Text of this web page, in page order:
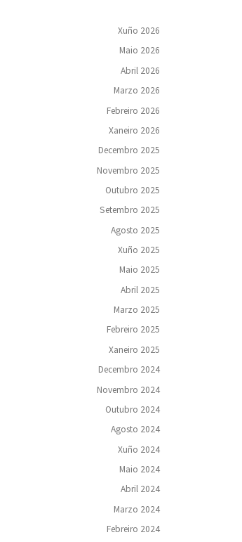
Xuño 2026
Maio 2026
Abril 2026
Marzo 2026
Febreiro 2026
Xaneiro 2026
Decembro 2025
Novembro 2025
Outubro 2025
Setembro 2025
Agosto 2025
Xuño 2025
Maio 2025
Abril 2025
Marzo 2025
Febreiro 2025
Xaneiro 2025
Decembro 2024
Novembro 2024
Outubro 2024
Agosto 2024
Xuño 2024
Maio 2024
Abril 2024
Marzo 2024
Febreiro 2024